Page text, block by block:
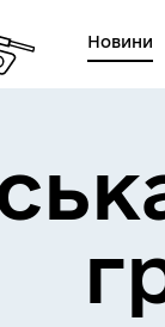
Новини